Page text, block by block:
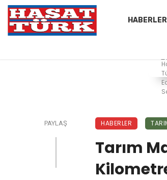
HABERLER
PAYLAŞ HABERLER
Tarım